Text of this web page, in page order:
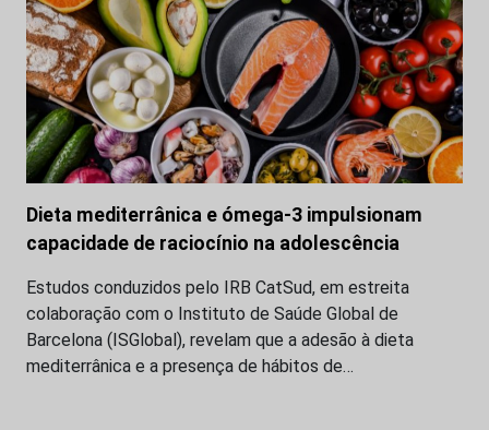
Dieta mediterrânica e ómega-3 impulsionam
capacidade de raciocínio na adolescência
Estudos conduzidos pelo IRB CatSud, em estreita
colaboração com o Instituto de Saúde Global de
Barcelona (ISGlobal), revelam que a adesão à dieta
mediterrânica e a presença de hábitos de…